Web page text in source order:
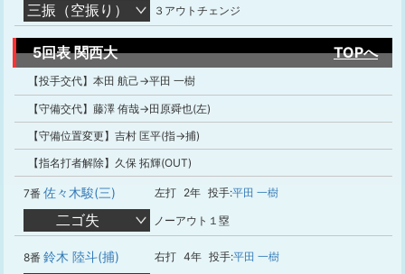
三振（空振り） ３アウトチェンジ
5回表 関西大 TOPへ
【投手交代】本田 航己→平田 一樹
【守備交代】藤澤 侑哉→田原舜也(左)
【守備位置変更】吉村 匡平(指→捕)
【指名打者解除】久保 拓輝(OUT)
7番 佐々木駿(三) 左打 2年 投手:平田 一樹
二ゴ失 ノーアウト１塁
8番 鈴木 陸斗(捕) 右打 4年 投手:平田 一樹